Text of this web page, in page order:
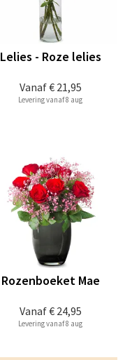
Vanaf€ 21,95
Lelies - Roze lelies
Levering vanaf 8 aug
Vanaf€ 24,95
Rozenboeket Mae
Levering vanaf 8 aug